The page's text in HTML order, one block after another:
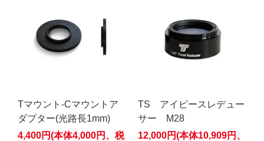
Tマウント-Cマウントア
ダプター(光路長1mm)
4,400円(本体4,000円、税
TS アイピースレデュー
サー M28
12,000円(本体10,909円、